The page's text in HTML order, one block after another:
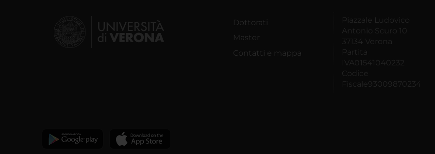
Dottorati
Master
Contatti e mappa
Piazzale Ludovico
Antonio Scuro 10
37134 Verona
Partita
IVA01541040232
Codice
Fiscale93009870234